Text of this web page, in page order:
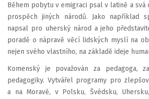
Během pobytu v emigraci psal v latině a svá
prospěch jiných národů. Jako například
napsal pro uherský národ a jeho
poradě o nápravě věcí lidských myslí na
nejen svého vlastního, na základě ideje
Komenský je považován za pedagoga,
pedagogiky. Vytvářel programy pro
a na Moravě, v Polsku, Švédsku,